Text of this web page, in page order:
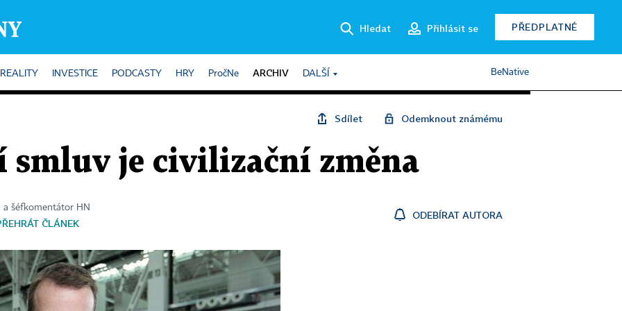
Hledat Přihlásit se PŘEDPLATNÉ
REALITY INVESTICE PODCASTY HRY PročNe ARCHIV DALŠÍ BeNative
Sdílet Odemknout známému
smluv je civilizační změna
a šéfkomentátor HN
ČLÁNEK
ODEBÍRAT AUTORA